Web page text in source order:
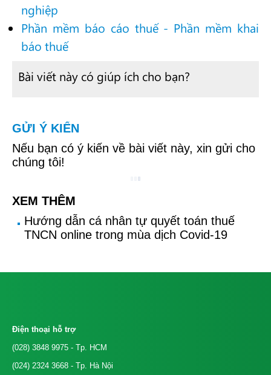
nghiệp
Phần mềm báo cáo thuế - Phần mềm khai
báo thuế
Bài viết này có giúp ích cho bạn?
GỬI Ý KIẾN
Nếu bạn có ý kiến về bài viết này, xin gửi cho
chúng tôi!
XEM THÊM
Hướng dẫn cá nhân tự quyết toán thuế
TNCN online trong mùa dịch Covid-19
Điện thoại hỗ trợ
(028) 3848 9975 - Tp. HCM
(024) 2324 3668 - Tp. Hà Nội